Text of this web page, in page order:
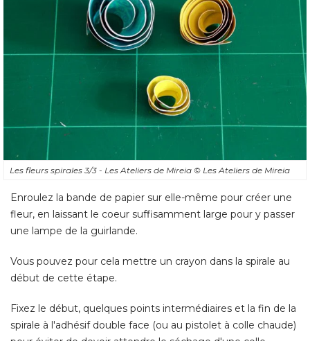
Les fleurs spirales 3/3 - Les Ateliers de Mireia © Les Ateliers de Mireia
Enroulez la bande de papier sur elle-même pour créer une
fleur, en laissant le coeur suffisamment large pour y passer
une lampe de la guirlande.
Vous pouvez pour cela mettre un crayon dans la spirale au
début de cette étape.
spirale à l'adhésif double face (ou au pistolet à colle chaude)
pour éviter de devoir attendre le séchage d'une colle